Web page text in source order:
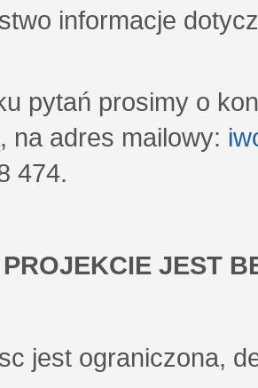
informacje
pytań prosimy o
na adres mailowy:
474.
JEST
jest ograniczona,